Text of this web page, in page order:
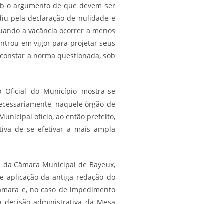
o argumento de que devem ser
pela declaração de nulidade e
a vacância ocorrer a menos
em vigor para projetar seus
a norma questionada, sob
do Município mostra-se
naquele órgão de
ofício, ao então prefeito,
de se efetivar a mais ampla
Câmara Municipal de Bayeux,
aplicação da antiga redação do
e, no caso de impedimento